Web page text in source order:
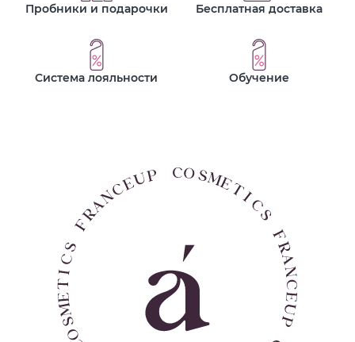
Пробники и подарочки Бесплатная доставка
Система лояльности Обучение